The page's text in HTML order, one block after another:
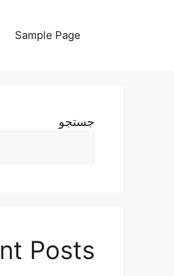
Sample Page
جستجو
Posts